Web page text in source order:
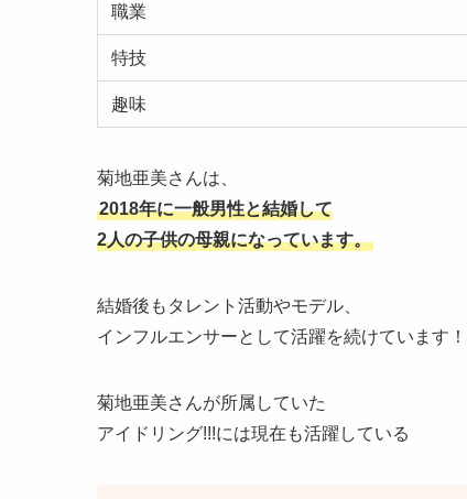
職業
特技
趣味
菊地亜美さんは、
2018年に一般男性と結婚して
2人の子供の母親になっています。
結婚後もタレント活動やモデル、
インフルエンサーとして活躍を続けています！
菊地亜美さんが所属していた
アイドリング!!!には現在も活躍している